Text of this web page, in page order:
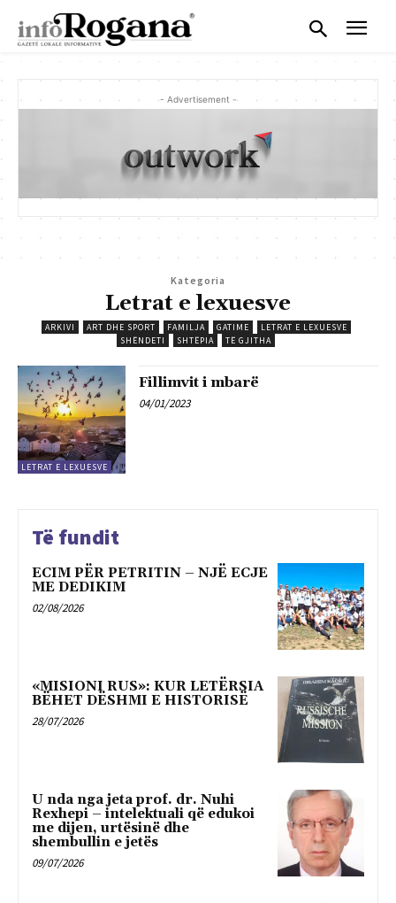
- Advertisement -
Kategoria
Letrat e lexuesve
ARKIVI ART DHE SPORT FAMILJA GATIME
LETRAT E LEXUESVE
SHËNDETI
SHTËPIA TË GJITHA
LETRAT E LEXUESVE
Fillimvit i mbarë
04/01/2023
Të fundit
ECIM PËR PETRITIN – NJË ECJE
ME DEDIKIM
02/08/2026
«MISIONI RUS»: KUR LETËRSIA
BËHET DËSHMI E HISTORISË
28/07/2026
U nda nga jeta prof. dr. Nuhi
Rexhepi – intelektuali që edukoi
me dijen, urtësinë dhe
shembullin e jetës
09/07/2026